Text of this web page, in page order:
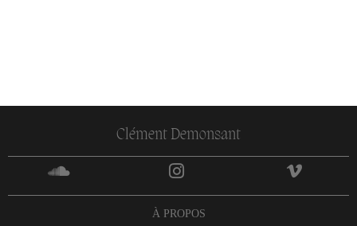
Clément Demonsant
À PROPOS